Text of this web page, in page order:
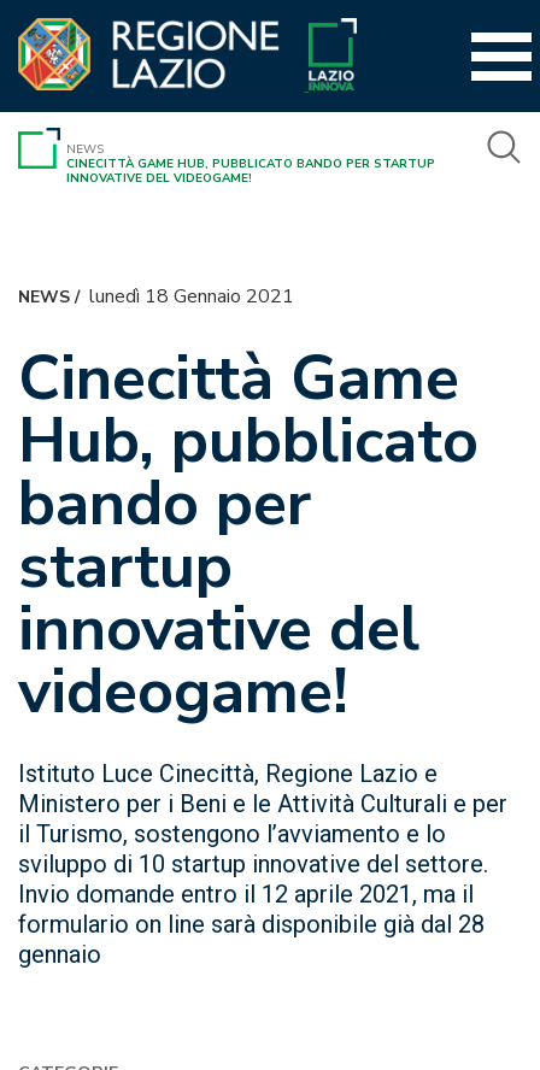
contenuto
NEWS
CINECITTÀ GAME HUB, PUBBLICATO BANDO PER STARTUP
INNOVATIVE DEL VIDEOGAME!
NEWS/ lunedì 18 Gennaio 2021
Cinecittà Game
Hub, pubblicato
bando per
startup
innovative del
videogame!
Istituto Luce Cinecittà, Regione Lazio e
Ministero per i Beni e le Attività Culturali e per
il Turismo, sostengono l’avviamento e lo
sviluppo di 10 startup innovative del settore.
Invio domande entro il 12 aprile 2021, ma il
formulario on line sarà disponibile già dal 28
gennaio